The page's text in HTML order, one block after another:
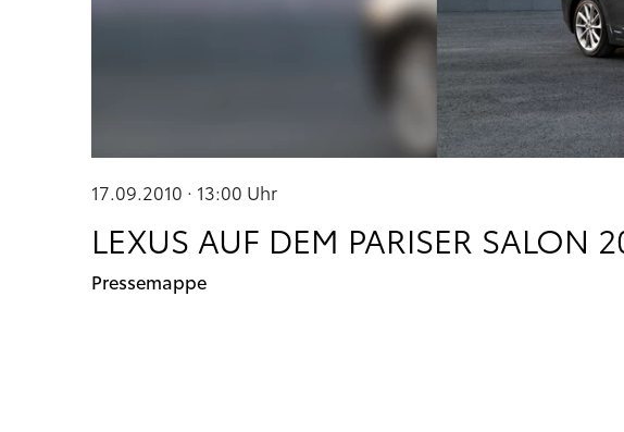
17.09.2010 · 13:00 Uhr
LEXUS AUF DEM PARISER SALON
Pressemappe